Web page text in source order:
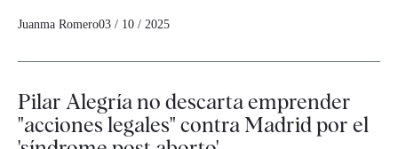
Juanma Romero03 / 10 / 2025
Pilar Alegría no descarta emprender
"acciones legales" contra Madrid por el